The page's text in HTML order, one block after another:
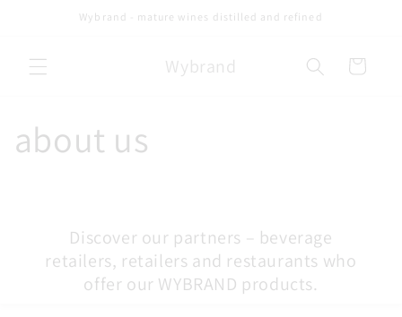
Wybrand - mature wines distilled and refined
Wybrand Cart
about us
Discover our partners – beverage
retailers, retailers and restaurants who
offer our WYBRAND products.